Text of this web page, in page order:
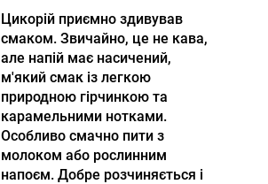
Цикорій приємно здивував
смаком. Звичайно, це не кава,
але напій має насичений,
м'який смак із легкою
природною гірчинкою та
карамельними нотками.
Особливо смачно пити з
молоком або рослинним
напоєм. Добре розчиняється і